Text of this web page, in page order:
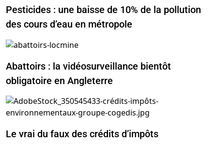
Pesticides : une baisse de 10% de la pollution
des cours d’eau en métropole
Abattoirs : la vidéosurveillance bientôt
obligatoire en Angleterre
Le vrai du faux des crédits d’impôts